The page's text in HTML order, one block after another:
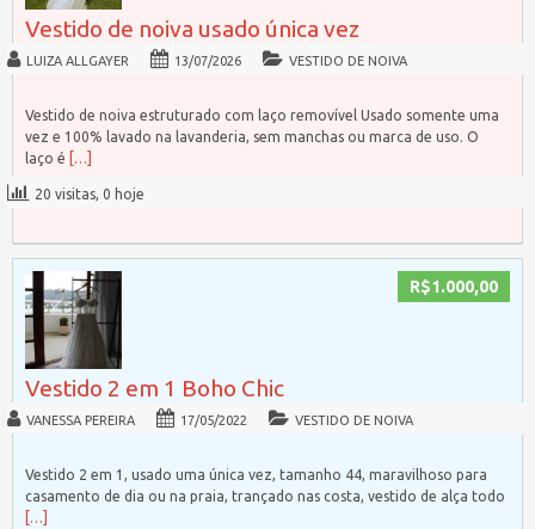
Vestido de noiva usado única vez
LUIZA ALLGAYER 13/07/2026 VESTIDO DE NOIVA
Vestido de noiva estruturado com laço removível Usado somente uma
vez e 100% lavado na lavanderia, sem manchas ou marca de uso. O
laço é […]
20 visitas, 0 hoje
R$1.000,00
Vestido 2 em 1 Boho Chic
VANESSA PEREIRA 17/05/2022 VESTIDO DE NOIVA
Vestido 2 em 1, usado uma única vez, tamanho 44, maravilhoso para
casamento de dia ou na praia, trançado nas costa, vestido de alça todo
[…]